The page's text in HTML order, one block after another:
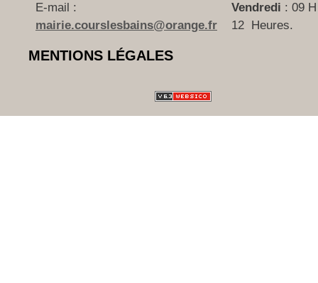
E-mail :
mairie.courslesbains@orange.fr
Vendredi : 09
12 Heures.
MENTIONS LÉGALES